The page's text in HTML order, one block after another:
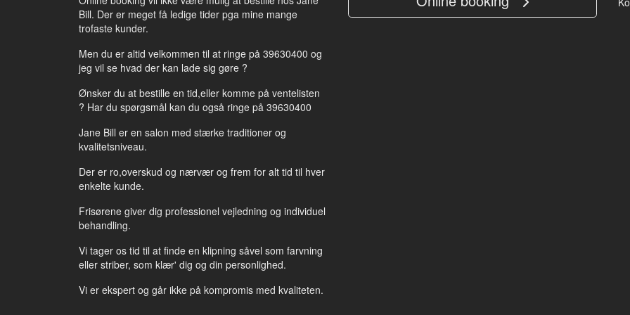
Bill. Der er meget få ledige tider pga mine mange
trofaste kunder.
Men du er altid velkommen til at ringe på 39630400 og
jeg vil se hvad der kan lade sig gøre ?
Ønsker du at bestille en tid,eller komme på ventelisten
? Har du spørgsmål kan du også ringe på 39630400
Jane Bill er en salon med stærke traditioner og
kvalitetsniveau.
Der er ro,overskud og nærvær og frem for alt tid til hver
enkelte kunde.
Frisørene giver dig professionel vejledning og individuel
behandling.
Vi tager os tid til at finde en klipning såvel som farvning
eller striber, som klær' dig og din personlighed.
Vi er ekspert og går ikke på kompromis med kvaliteten.